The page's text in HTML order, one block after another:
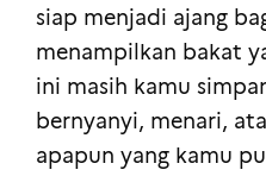
siap menjadi ajang
menampilkan bakat
ini masih kamu
bernyanyi, menari,
apapun yang kamu